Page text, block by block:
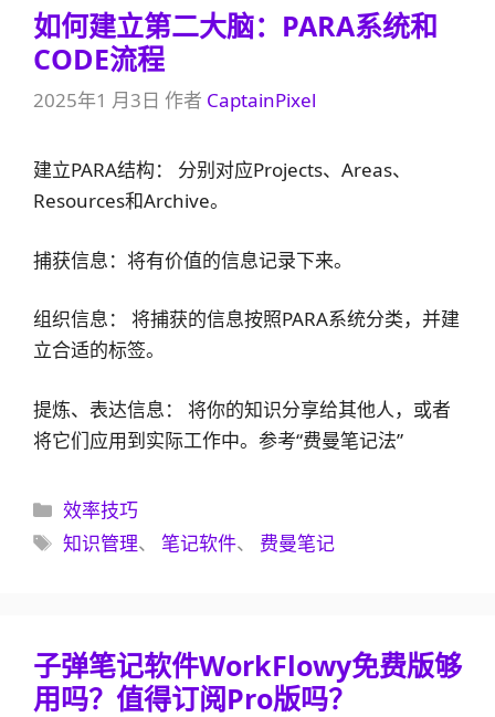
如何建立第二大脑：PARA系统和
CODE流程
2025年1 月3日 作者 CaptainPixel
建立PARA结构： 分别对应Projects、Areas、
Resources和Archive。
捕获信息：将有价值的信息记录下来。
组织信息： 将捕获的信息按照PARA系统分类，并建
立合适的标签。
提炼、表达信息： 将你的知识分享给其他人，或者
将它们应用到实际工作中。参考“费曼笔记法”
分
类
效率技巧
标
知识管理、笔记软件、 费曼笔记
子弹笔记软件WorkFlowy免费版够
用吗？值得订阅Pro版吗？